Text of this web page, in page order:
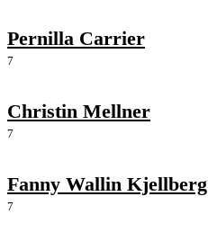
Pernilla Carrier
7
Christin Mellner
7
Fanny Wallin Kjellberg
7